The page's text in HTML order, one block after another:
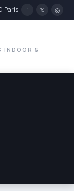
Paris f 𝕏 ◎
INDOOR &